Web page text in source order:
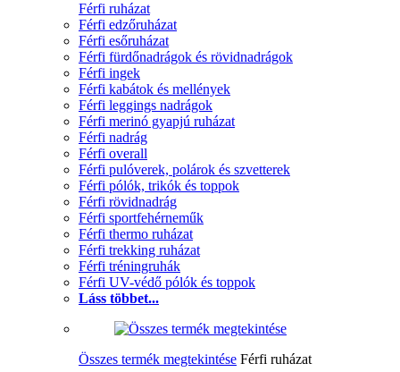
Férfi ruházat
Férfi edzőruházat
Férfi esőruházat
Férfi fürdőnadrágok és rövidnadrágok
Férfi ingek
Férfi kabátok és mellények
Férfi leggings nadrágok
Férfi merinó gyapjú ruházat
Férfi nadrág
Férfi overall
Férfi pulóverek, polárok és szvetterek
Férfi pólók, trikók és toppok
Férfi rövidnadrág
Férfi sportfehérneműk
Férfi thermo ruházat
Férfi trekking ruházat
Férfi tréningruhák
Férfi UV-védő pólók és toppok
Láss többet...
Összes termék megtekintése Férfi ruházat